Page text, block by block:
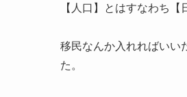
【人口】とはすなわち
移民なんか入れればいい
た。